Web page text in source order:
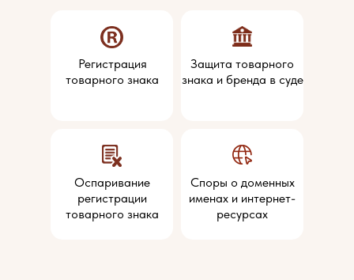
Регистрация
товарного знака
Защита товарного
знака и бренда в суде
Оспаривание
регистрации
товарного знака
Споры о доменных
именах и интернет-
ресурсах